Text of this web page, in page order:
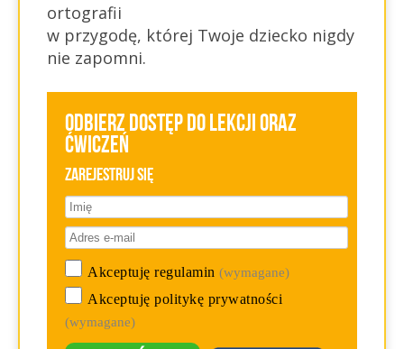
ortografii
w przygodę, której Twoje dziecko nigdy
nie zapomni.
Odbierz dostęp do lekcji oraz
ćwiczeń
Zarejestruj się
Akceptuję regulamin (wymagane)
Akceptuję politykę prywatności
(wymagane)